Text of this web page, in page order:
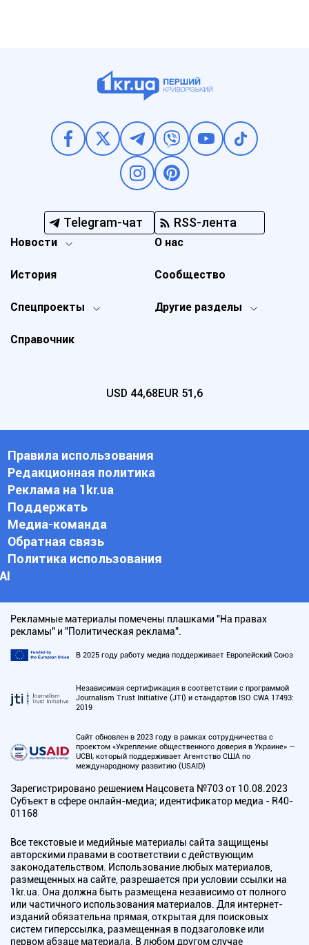
Telegram-чат RSS-лента
Новости
Спецпроекты Другие разделы
История
О нас
Справочник
Сообщество
USD 44,68EUR 51,6
Правила использования
Редакционная политика
Реклама на 1kr.ua
Поддержать
Медиа-команда
Обратная связь
Политика использования
АI
Рекламные материалы помечены плашками "На правах
рекламы" и "Политическая реклама".
В 2025 году работу медиа поддерживает Европейский Союз
Независимая сертификация в соответствии с программой
Journalism Trust Initiative (JTI) и стандартов ISO CWA 17493:
2019
Сайт обновлен в 2023 году в рамках сотрудничества с
проектом «Укрепление общественного доверия в Украине» —
UCBI, который поддерживает Агентство США по
международному развитию (USAID)
Зарегистрировано решением Нацсовета №703 от 10.08.2023
Субъект в сфере онлайн-медиа; идентификатор медиа - R40-
01168
Все текстовые и медийные материалы сайта защищены
авторскими правами в соответствии с действующим
законодательством. Использование любых материалов,
размещенных на сайте, разрешается при условии ссылки на
1kr.ua. Она должна быть размещена независимо от полного
или частичного использования материалов. Для интернет-
изданий обязательна прямая, открытая для поисковых
систем гиперссылка, размещенная в подзаголовке или
первом абзаце материала. В любом другом случае